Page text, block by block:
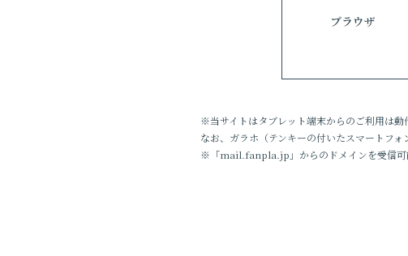
ブラウザ
※当サイトはタブレット端末からのご利用は動
なお、ガラホ（テンキーの付いたスマートフ
※「mail.fanpla.jp」からのドメインを受信可